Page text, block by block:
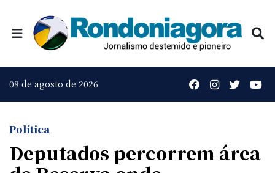
08 de agosto de 2026
Política
Deputados percorrem área